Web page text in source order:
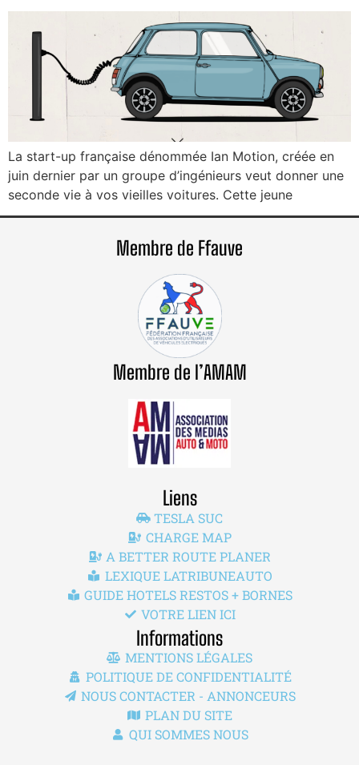
La start-up française dénommée Ian Motion, créée en
juin dernier par un groupe d’ingénieurs veut donner une
seconde vie à vos vieilles voitures. Cette jeune
Membre de Ffauve
Membre de l’AMAM
Liens
TESLA SUC
CHARGE MAP
A BETTER ROUTE PLANER
LEXIQUE LATRIBUNEAUTO
GUIDE HOTELS RESTOS + BORNES
VOTRE LIEN ICI
Informations
MENTIONS LÉGALES
POLITIQUE DE CONFIDENTIALITÉ
NOUS CONTACTER - ANNONCEURS
PLAN DU SITE
QUI SOMMES NOUS